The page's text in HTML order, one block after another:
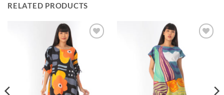
RELATED PRODUCTS